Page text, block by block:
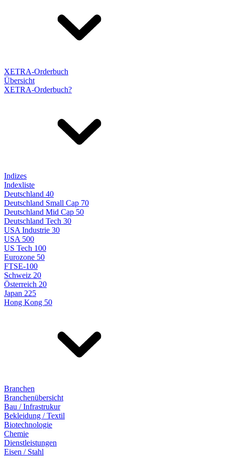
XETRA-Orderbuch
Übersicht
XETRA-Orderbuch?
Indizes
Indexliste
Deutschland 40
Deutschland Small Cap 70
Deutschland Mid Cap 50
Deutschland Tech 30
USA Industrie 30
USA 500
US Tech 100
Eurozone 50
FTSE-100
Schweiz 20
Österreich 20
Japan 225
Hong Kong 50
Branchen
Branchenübersicht
Bau / Infrastrukur
Bekleidung / Textil
Biotechnologie
Chemie
Dienstleistungen
Eisen / Stahl